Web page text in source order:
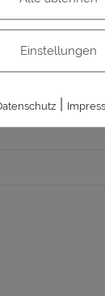
dein
Einstellungen